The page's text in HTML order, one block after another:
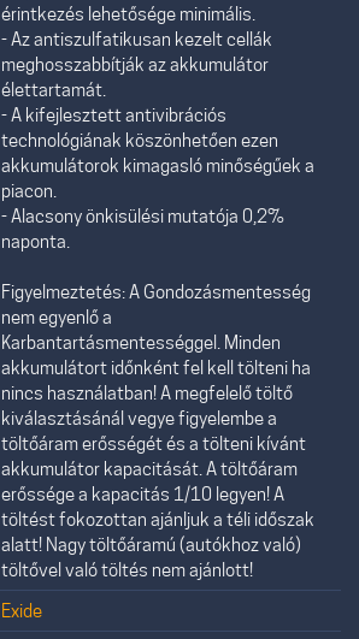
érintkezés lehetősége minimális.
- Az antiszulfatikusan kezelt cellák
meghosszabbítják az akkumulátor
élettartamát.
- A kifejlesztett antivibrációs
technológiának köszönhetően ezen
akkumulátorok kimagasló minőségűek a
piacon.
- Alacsony önkisülési mutatója 0,2%
naponta.
Figyelmeztetés: A Gondozásmentesség
nem egyenlő a
Karbantartásmentességgel. Minden
akkumulátort időnként fel kell tölteni ha
nincs használatban! A megfelelő töltő
kiválasztásánál vegye figyelembe a
töltőáram erősségét és a tölteni kívánt
akkumulátor kapacitását. A töltőáram
erőssége a kapacitás 1/10 legyen! A
töltést fokozottan ajánljuk a téli időszak
alatt! Nagy töltőáramú (autókhoz való)
töltővel való töltés nem ajánlott!
Exide